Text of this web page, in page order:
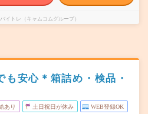
イトレ（キャムコムグループ）
安心＊箱詰め・検品・
あり 土日祝日が休み WEB登録OK